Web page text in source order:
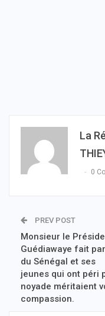
La
0
PREV POST
Monsieur le
Guédiawaye fait
du Sénégal et ses
jeunes qui ont péri
noyade méritaient
compassion.